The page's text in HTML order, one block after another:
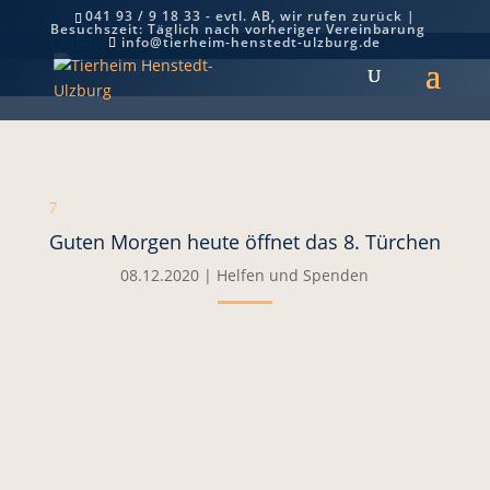
041 93 / 9 18 33 - evtl. AB, wir rufen zurück |
Besuchszeit: Täglich nach vorheriger Vereinbarung
info@tierheim-henstedt-ulzburg.de
Guten Morgen heute öffnet das 8. Türchen
7
Guten Morgen heute öffnet das 8. Türchen
08.12.2020 | Helfen und Spenden